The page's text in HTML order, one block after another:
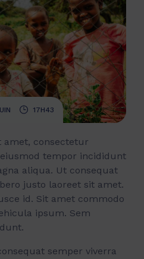
17H43
consectetur
tempor incididunt
aliqua. Ut consequat
justo laoreet sit amet.
id. Sit amet commodo
ipsum. Sem
semper viverra